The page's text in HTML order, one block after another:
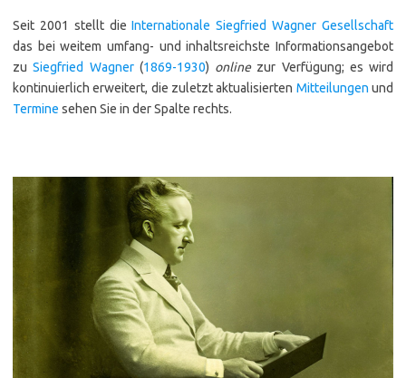
Seit 2001 stellt dieInternationale Siegfried Wagner Gesellschaft
das bei weitem umfang- und inhaltsreichste Informationsangebot
zuSiegfried Wagner(1869-1930) onlinezur Verfügung; es wird
kontinuierlich erweitert, die zuletzt aktualisierten Mitteilungen und
Termine sehen Sie in der Spalte rechts.